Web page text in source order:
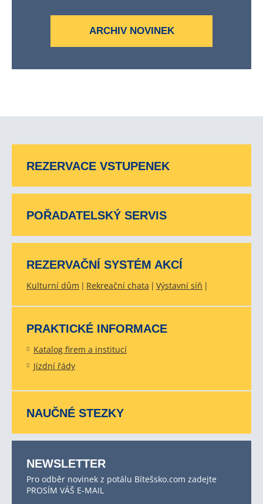
ARCHIV NOVINEK
REZERVACE VSTUPENEK
POŘADATELSKÝ SERVIS
REZERVAČNÍ SYSTÉM AKCÍ
Kulturní dům Rekreační chata Výstavní síň
PRAKTICKÉ INFORMACE
Katalog firem a institucí
Jízdní řády
NAUČNÉ STEZKY
NEWSLETTER
Pro odběr novinek z potálu Bítešsko.com zadejte
PROSÍM VÁŠ E-MAIL